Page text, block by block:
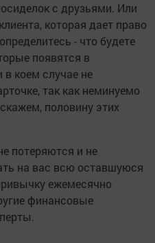
с друзьями. Или
которая дает право
- что будете
появятся в
в коем случае не
так как неминуемо
половину этих
потеряются и не
на вас всю оставшуюся
ежемесячно
финансовые